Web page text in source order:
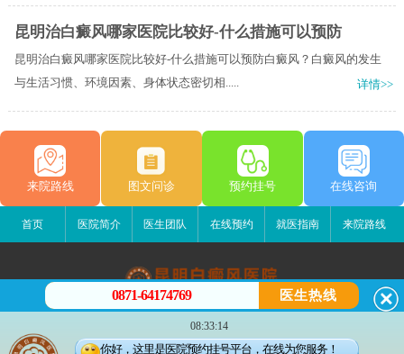
昆明治白癜风哪家医院比较好-什么措施可以预防
昆明治白癜风哪家医院比较好-什么措施可以预防白癜风？白癜风的发生
与生活习惯、环境因素、身体状态密切相.....
详情>>
来院路线 图文问诊 预约挂号 在线咨询
首页 医院简介 医生团队 在线预约 就医指南 来院路线
昆明白癜风医院
昆明市五华区护国路2号
版权所有：昆明白癜风医院
0871-64174769 医生热线
08:33:14
你好，这里是医院预约挂号平台，在线为您服务！